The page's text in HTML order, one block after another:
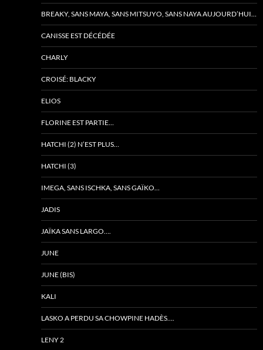
BREAKY, SANS MAYA, SANS MITSUYO, SANS NAYA AUJOURD’HUI…
CANISSE EST DÉCÉDÉE
CHARLY
CROISÉ: BLACKY
ELIOS
FLORINE EST PARTIE…
HATCHI (2) N’EST PLUS…
HATCHI (3)
IMEGA, SANS ISCHKA, SANS GAÏKO…
JADIS
JAÏKA SANS LARGO….
JUNE
JUNE (BIS)
KALI
LASKO A PERDU SA CHOWPINE HADÈS….
LENY 2